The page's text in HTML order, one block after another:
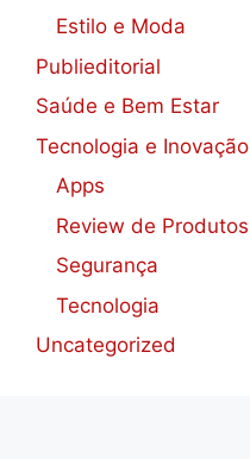
Estilo e Moda
Publieditorial
Saúde e Bem Estar
Tecnologia e Inovação
Apps
Review de Produtos
Segurança
Tecnologia
Uncategorized